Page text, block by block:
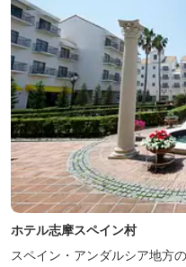
ホテル志摩スペイン村
スペイン・アンダルシア地方